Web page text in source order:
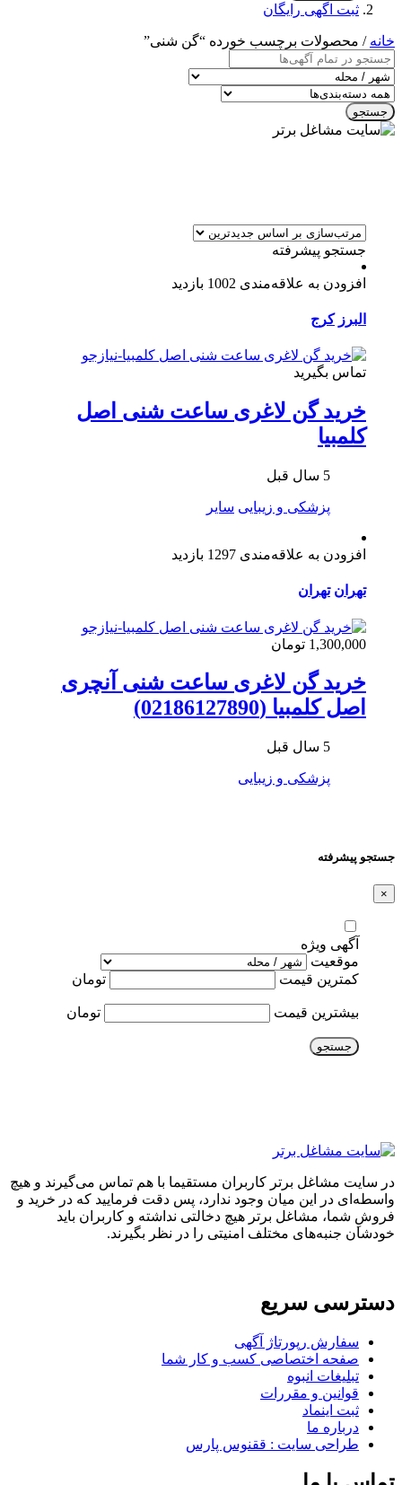
ثبت اگهی رایگان
خانه / محصولات برچسب خورده “گن شنی”
جستجو
جستجو پیشرفته
افزودن به علاقه‌مندی 1002 بازدید
البرز کرج
تماس بگیرید
خرید گن لاغری ساعت شنی اصل
کلمبیا
5 سال قبل
پزشکی و زیبایی سایر
افزودن به علاقه‌مندی 1297 بازدید
تهران تهران
1,300,000 تومان
خرید گن لاغری ساعت شنی آنچری
اصل کلمبیا (02186127890)
5 سال قبل
پزشکی و زیبایی
جستجو پیشرفته
×
آگهی ویژه
موقعیت
کمترین قیمت
تومان
بیشترین قیمت تومان
جستجو
در سایت مشاغل برتر کاربران مستقیما با هم تماس می‌گیرند و هیچ
واسطه‌ای در این میان وجود ندارد، پس دقت فرمایید که در خرید و
فروشِ شما، مشاغل برتر هیچ دخالتی نداشته و کاربران باید
خودشان جنبه‌های مختلف امنیتی را در نظر بگیرند.
دسترسی سریع
سفارش رپورتاژ آگهی
صفحه اختصاصی کسب و کار شما
تبلیغات انبوه
قوانین و مقررات
ثبت اینماد
درباره ما
طراحی سایت : ققنوس پارس